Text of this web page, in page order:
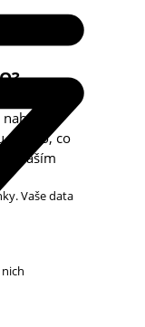
u toho, co
s vaším
Vaše data